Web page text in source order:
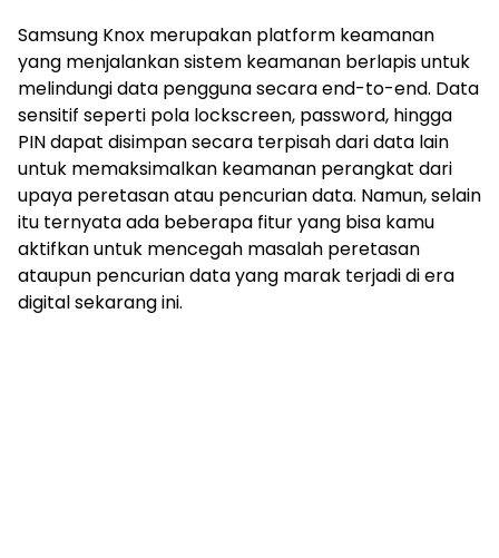
Samsung Knox merupakan platform keamanan
yang menjalankan sistem keamanan berlapis untuk
melindungi data pengguna secara end-to-end. Data
sensitif seperti pola lockscreen, password, hingga
PIN dapat disimpan secara terpisah dari data lain
untuk memaksimalkan keamanan perangkat dari
upaya peretasan atau pencurian data. Namun, selain
itu ternyata ada beberapa fitur yang bisa kamu
aktifkan untuk mencegah masalah peretasan
ataupun pencurian data yang marak terjadi di era
digital sekarang ini.